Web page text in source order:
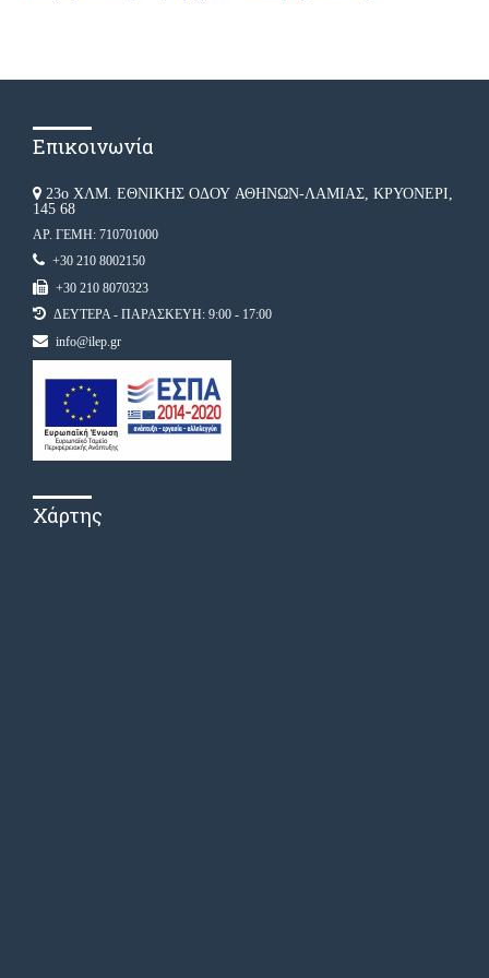
Επικοινωνία
23ο ΧΛΜ. ΕΘΝΙΚΗΣ ΟΔΟΥ ΑΘΗΝΩΝ-ΛΑΜΙΑΣ, ΚΡΥΟΝΕΡΙ,
145 68
ΑΡ. ΓΕΜΗ: 710701000
+30 210 8002150
+30 210 8070323
ΔΕΥΤΕΡΑ - ΠΑΡΑΣΚΕΥΗ: 9:00 - 17:00
info@ilep.gr
Χάρτης